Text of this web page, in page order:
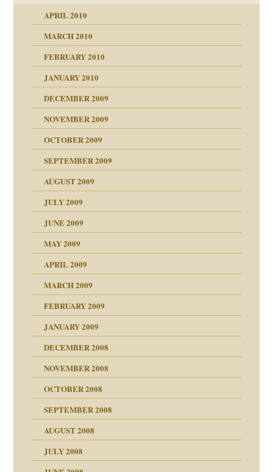
APRIL 2010
MARCH 2010
FEBRUARY 2010
JANUARY 2010
DECEMBER 2009
NOVEMBER 2009
OCTOBER 2009
SEPTEMBER 2009
AUGUST 2009
JULY 2009
JUNE 2009
MAY 2009
APRIL 2009
MARCH 2009
FEBRUARY 2009
JANUARY 2009
DECEMBER 2008
NOVEMBER 2008
OCTOBER 2008
SEPTEMBER 2008
AUGUST 2008
JULY 2008